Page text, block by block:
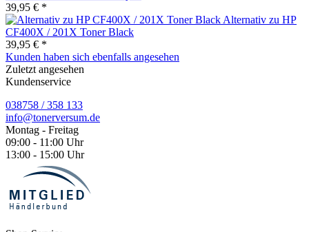
39,95 € *
Alternativ zu HP
CF400X / 201X Toner Black
39,95 € *
Kunden haben sich ebenfalls angesehen
Zuletzt angesehen
Kundenservice
038758 / 358 133
info@tonerversum.de
Montag - Freitag
09:00 - 11:00 Uhr
13:00 - 15:00 Uhr